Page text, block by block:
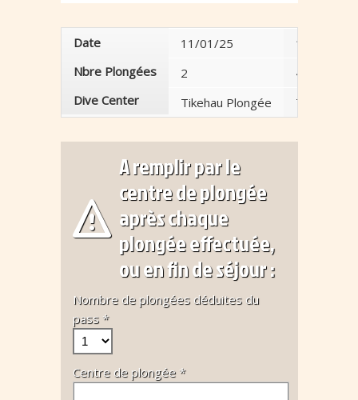
Date
Nbre Plongées
Dive Center
11/01/25
2
Tikehau Plongée
16/01/25
4
The 6
A remplir par le
centre de plongée
après chaque
plongée effectuée,
ou en fin de séjour :
Nombre de plongées déduites du
pass *
Centre de plongée *